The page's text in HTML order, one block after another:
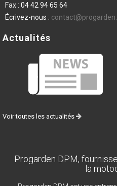
Fax : 04 42 94 65 64
Écrivez-nous :
Actualités
Voir toutes les actualités
Progarden DPM,
la